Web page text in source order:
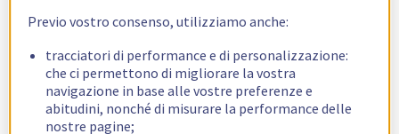
Previo vostro consenso, utilizziamo anche:
tracciatori di performance e di personalizzazione:
che ci permettono di migliorare la vostra
navigazione in base alle vostre preferenze e
abitudini, nonché di misurare la performance delle
nostre pagine;